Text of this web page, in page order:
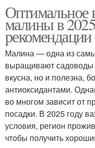
Оптимальное
малины в
рекомендации
Малина — одна из
выращивают садоводы
вкусна, но и полезна,
антиоксидантами.
во многом зависит от
посадки. В 2025 году
условия, регион
чтобы получить